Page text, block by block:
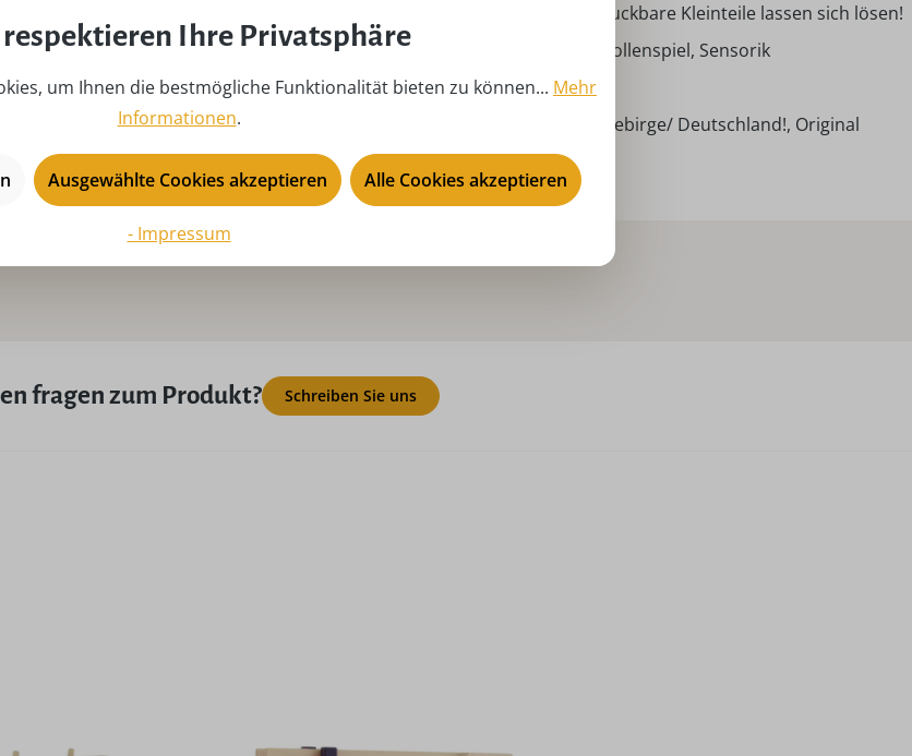
im Rachenraum!, Verschluckbare Kleinteile lassen sich lösen!
Themen:
Ausdauer, Feinmotorik, Rollenspiel, Sensorik
Tiefe:
3,00 cm
USP:
Handarbeit aus dem Erzgebirge/ Deutschland!, Original
Robby Weber!
fragen zum Produkt? Schreiben Sie uns
Ihre Privatsphäre
um Ihnen die bestmögliche Funktionalität bieten zu können... Mehr
Informationen.
Ausgewählte Cookies akzeptieren Alle Cookies akzeptieren
- Impressum